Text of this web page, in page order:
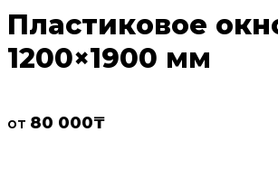
Пластиковое
1200×1900 мм
от 80 000₸